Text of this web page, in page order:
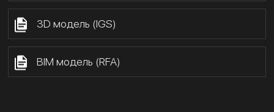
3D модель (IGS)
BIM модель (RFA)